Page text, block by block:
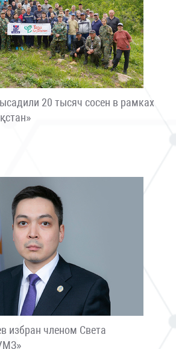
20 тысяч сосен в рамках
избран членом Света